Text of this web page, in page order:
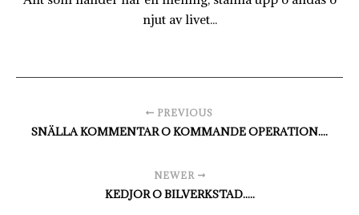
njut av livet...
PREVIOUS
SNÄLLA KOMMENTAR O KOMMANDE OPERATION....
NEWER
KEDJOR O BILVERKSTAD.....